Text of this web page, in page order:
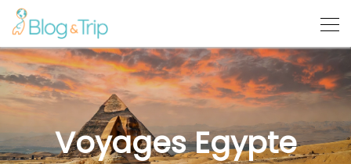
Voyages Egypte